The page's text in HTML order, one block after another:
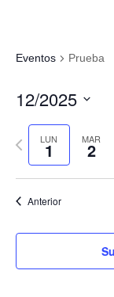
Eventos Prueba
12/2025
fecha.LUN
1 MAR
2
Semana
anterior
Anterior